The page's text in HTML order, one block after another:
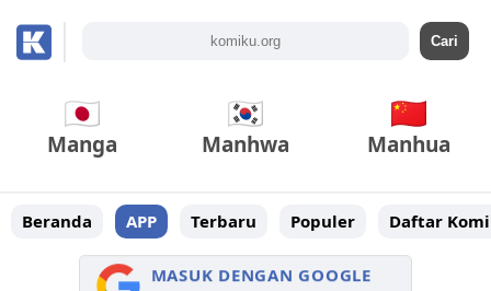
Manga Manhwa Manhua
Beranda APP Terbaru Populer Daftar
MASUK DENGAN GOOGLE